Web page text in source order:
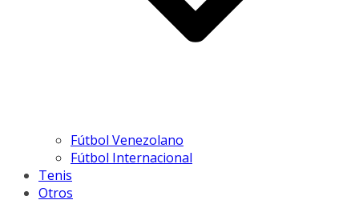
Fútbol Venezolano
Fútbol Internacional
Tenis
Otros